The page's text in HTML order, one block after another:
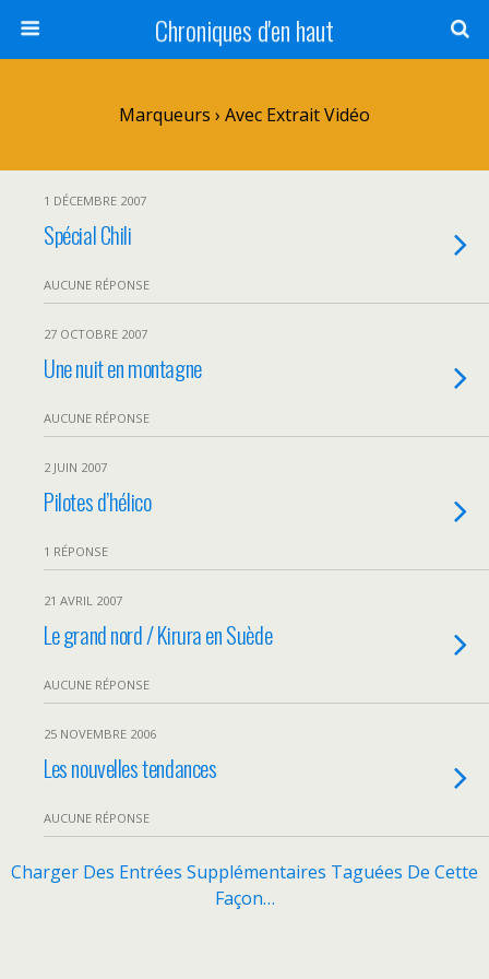
Chroniques d'en haut
Marqueurs › Avec Extrait Vidéo
1 DÉCEMBRE 2007
Spécial Chili
AUCUNE RÉPONSE
27 OCTOBRE 2007
Une nuit en montagne
AUCUNE RÉPONSE
2 JUIN 2007
Pilotes d’hélico
1 RÉPONSE
21 AVRIL 2007
Le grand nord / Kirura en Suède
AUCUNE RÉPONSE
25 NOVEMBRE 2006
Les nouvelles tendances
AUCUNE RÉPONSE
Charger Des Entrées Supplémentaires Taguées De Cette
Façon…